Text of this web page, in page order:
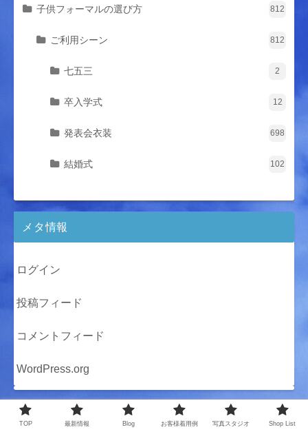
子供フォーマルの選び方 812
ご利用シーン 812
七五三 2
卒入学式 12
発表会衣装 698
結婚式 102
メタ情報
ログイン
投稿フィード
コメントフィード
WordPress.org
TOP 最新情報 Blog お客様着用例 写真スタジオ Shop List